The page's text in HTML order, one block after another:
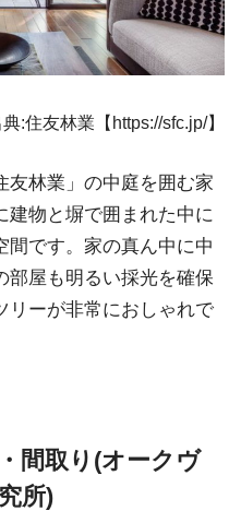
:住友林業【https://sfc.jp/】
友林業」の中庭を囲む家
建物と塀で囲まれた中に
間です。家の真ん中に中
部屋も明るい採光を確保
リーが非常におしゃれで
間取り(オークヴ
所)